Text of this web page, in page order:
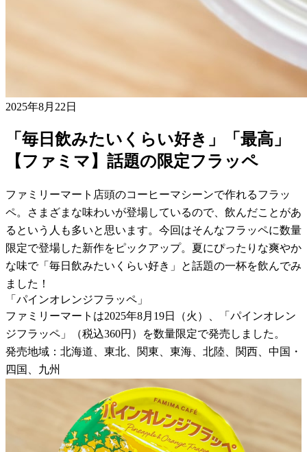
2025年8月22日
「毎日飲みたいくらい好き」「最高」
【ファミマ】話題の限定フラッペ
ファミリーマート店頭のコーヒーマシーンで作れるフラッ
ペ。さまざまな味わいが登場しているので、飲んだことがあ
るという人も多いと思います。今回はそんなフラッペに数量
限定で登場した新作をピックアップ。夏にぴったりな爽やか
な味で「毎日飲みたいくらい好き」と話題の一杯を飲んでみ
ました！
「パインオレンジフラッペ」
ファミリーマートは2025年8月19日（火）、「パインオレン
ジフラッペ」（税込360円）を数量限定で発売しました。
発売地域：北海道、東北、関東、東海、北陸、関西、中国・
四国、九州